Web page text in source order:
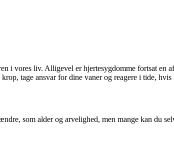
i vores liv. Alligevel er hjertesygdomme fortsat en
tage ansvar for dine vaner og reagere i tide,
som alder og arvelighed, men mange kan du